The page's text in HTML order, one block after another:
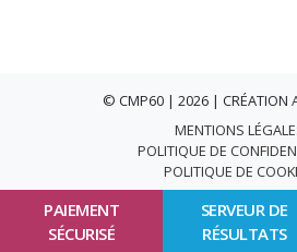
PAIEMENT
SÉCURISÉ
SERVEUR DE
RÉSULTATS
© CMP60 | 2026 | CRÉATION
MENTIONS
POLITIQUE DE
POLITIQUE DE